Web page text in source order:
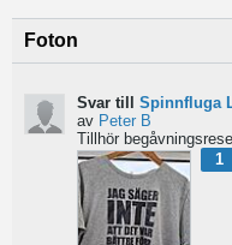
Foton
Svar till Spinnfluga
av Peter B
1